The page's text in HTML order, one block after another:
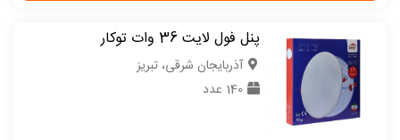
پنل فول لایت 36 وات توکار
آذربایجان شرقی، تبریز
140 عدد